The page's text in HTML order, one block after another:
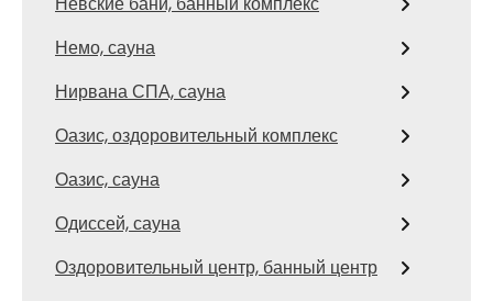
Немо, сауна
Нирвана СПА, сауна
Оазис, оздоровительный комплекс
Оазис, сауна
Одиссей, сауна
Оздоровительный центр, банный центр